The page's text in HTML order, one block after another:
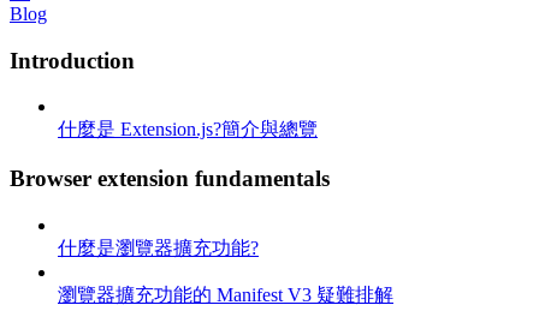
Blog
Introduction
什麼是 Extension.js?簡介與總覽
Browser extension fundamentals
什麼是瀏覽器擴充功能?
瀏覽器擴充功能的 Manifest V3 疑難排解